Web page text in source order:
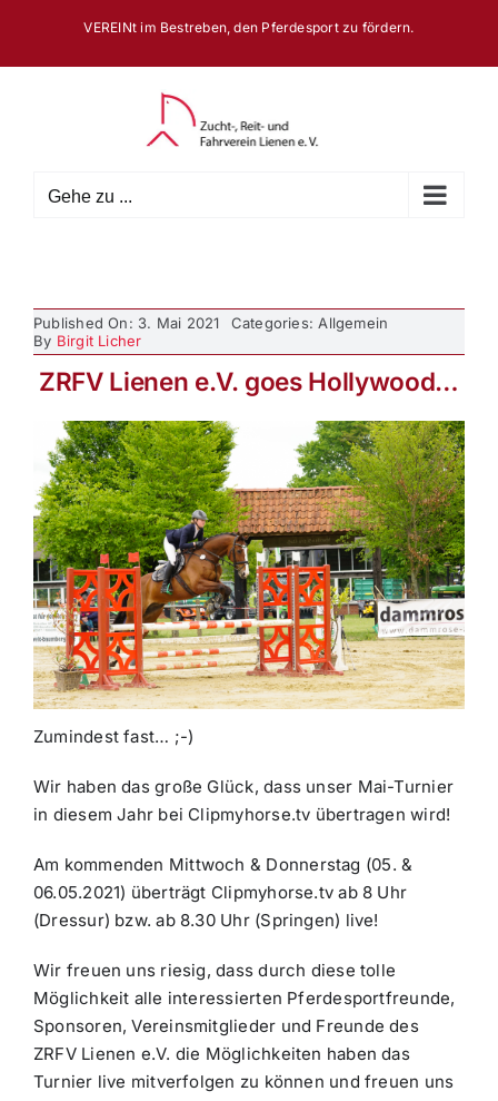
springen
VEREINt im Bestreben, den Pferdesport zu fördern.
Gehe zu ...
Published On: 3. Mai 2021
Categories: Allgemein
By Birgit Licher
ZRFV Lienen e.V. goes Hollywood…
Zumindest fast… ;-)
Wir haben das große Glück, dass unser Mai-Turnier
in diesem Jahr bei Clipmyhorse.tv übertragen wird!
Am kommenden Mittwoch & Donnerstag (05. &
06.05.2021) überträgt Clipmyhorse.tv ab 8 Uhr
(Dressur) bzw. ab 8.30 Uhr (Springen) live!
Wir freuen uns riesig, dass durch diese tolle
Möglichkeit alle interessierten Pferdesportfreunde,
Sponsoren, Vereinsmitglieder und Freunde des
ZRFV Lienen e.V. die Möglichkeiten haben das
Turnier live mitverfolgen zu können und freuen uns